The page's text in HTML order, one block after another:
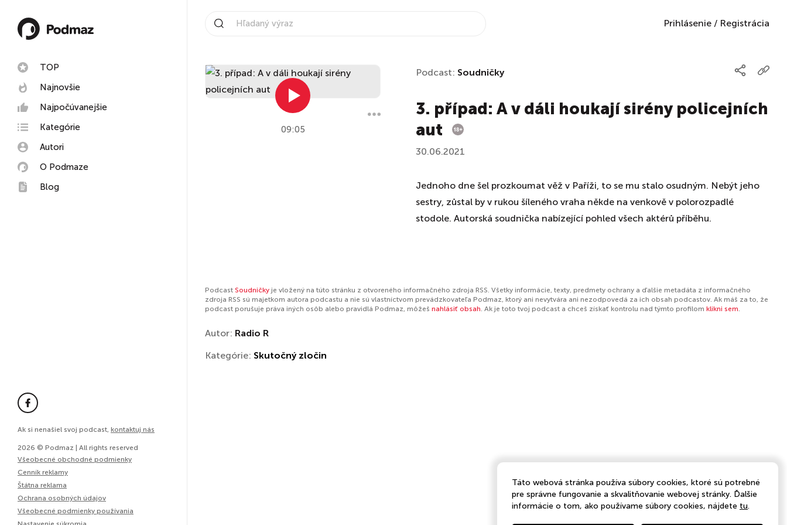
TOP
Najnovšie
Najpočúvanejšie
Kategórie
Autori
O Podmaze
Blog
Ak si nenašiel svoj podcast, kontaktuj nás
2026 © Podmaz | All rights reserved
Všeobecné obchodné podmienky
Cenník reklamy
Štátna reklama
Ochrana osobných údajov
Všeobecné podmienky používania
Prihlásenie / Registrácia
09:05
Podcast: Soudničky
3. případ: A v dáli houkají sirény policejních
aut
30.06.2021
Jednoho dne šel prozkoumat věž v Paříži, to se mu stalo osudným. Nebýt jeho
sestry, zůstal by v rukou šíleného vraha někde na venkově v polorozpadlé
stodole. Autorská soudnička nabízející pohled všech aktérů příběhu.
Podcast Soudničky je vložený na túto stránku z otvoreného informačného zdroja RSS. Všetky informácie, texty, predmety ochrany a ďalšie metadáta z informačného
zdroja RSS sú majetkom autora podcastu a nie sú vlastníctvom prevádzkovateľa Podmaz, ktorý ani nevytvára ani nezodpovedá za ich obsah podcastov. Ak máš za to, že
podcast porušuje práva iných osôb alebo pravidlá Podmaz, môžeš nahlásiť obsah. Ak je toto tvoj podcast a chceš získať kontrolu nad týmto profilom klikni sem.
Autor: Radio R
Kategórie: Skutočný zločin
Táto webová stránka používa súbory cookies, ktoré sú potrebné
pre správne fungovanie a skvalitňovanie webovej stránky. Ďalšie
informácie o tom, ako používame súbory cookies, nájdete tu.